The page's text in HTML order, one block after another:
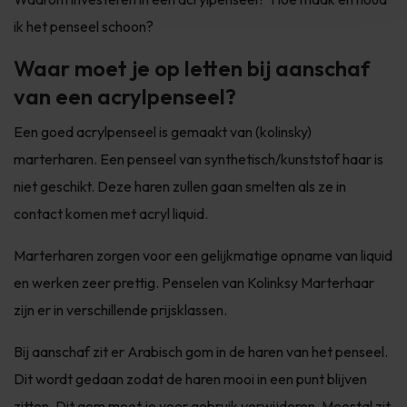
ik het penseel schoon?
Waar moet je op letten bij aanschaf
van een acrylpenseel?
Een goed acrylpenseel is gemaakt van (kolinsky)
marterharen. Een penseel van synthetisch/kunststof haar is
niet geschikt. Deze haren zullen gaan smelten als ze in
contact komen met acryl liquid.
Marterharen zorgen voor een gelijkmatige opname van liquid
en werken zeer prettig. Penselen van Kolinksy Marterhaar
zijn er in verschillende prijsklassen.
Bij aanschaf zit er Arabisch gom in de haren van het penseel.
Dit wordt gedaan zodat de haren mooi in een punt blijven